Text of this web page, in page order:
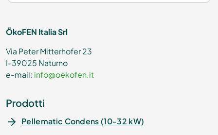
ÖkoFEN Italia Srl
Via Peter Mitterhofer 23
I-39025 Naturno
e-mail: info@oekofen.it
Prodotti
Pellematic Condens (10-32 kW)